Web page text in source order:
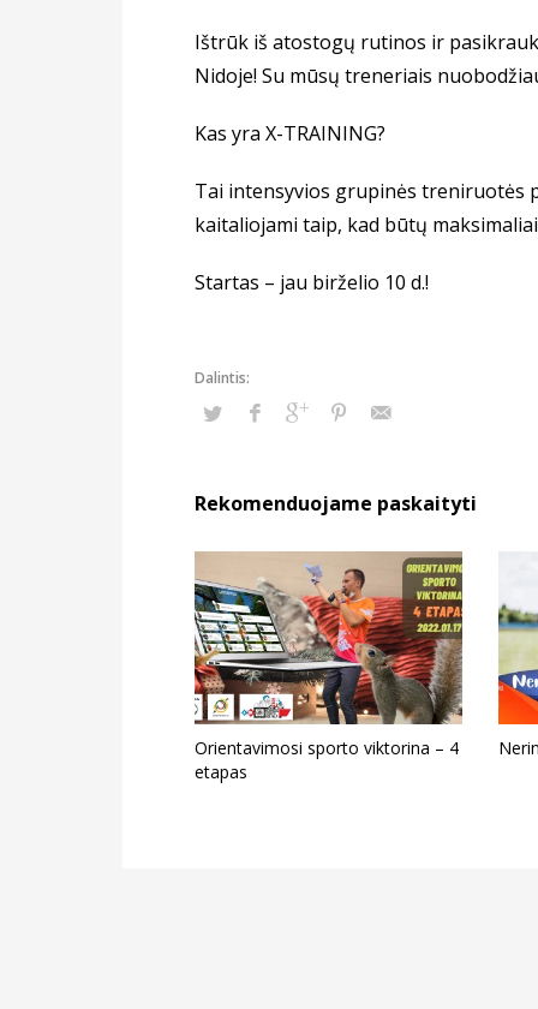
Ištrūk iš atostogų rutinos ir
Nidoje! Su mūsų treneriais
Kas yra X-TRAINING?
Tai intensyvios grupinės treniruotės
kaitaliojami taip, kad būtų
Startas – jau birželio 10 d.!
Rekomenduojame paskaityti
Orientavimosi sporto viktorina – 4
etapas